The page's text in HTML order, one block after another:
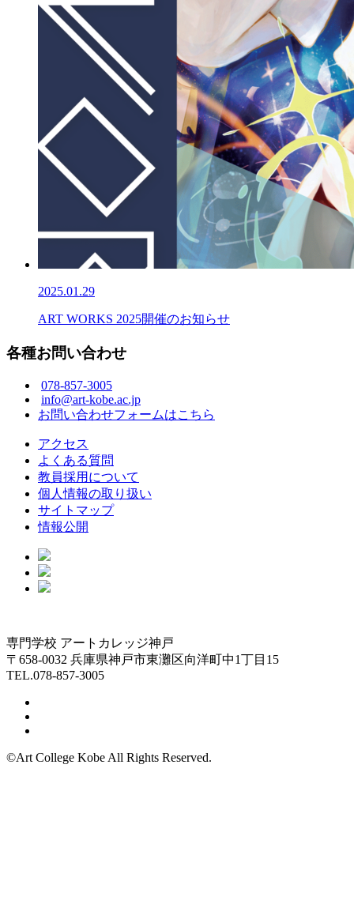
2025.01.29
ART WORKS 2025開催のお知らせ
各種お問い合わせ
078-857-3005
info@art-kobe.ac.jp
お問い合わせフォームはこちら
アクセス
よくある質問
教員採用について
個人情報の取り扱い
サイトマップ
情報公開
専門学校 アートカレッジ神戸
〒658-0032 兵庫県神戸市東灘区向洋町中1丁目15
TEL.078-857-3005
©Art College Kobe All Rights Reserved.